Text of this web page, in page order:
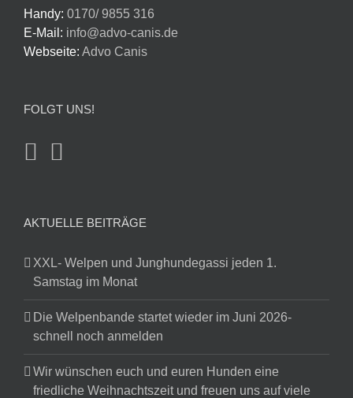
Handy: 0170/ 9855 316
E-Mail: info@advo-canis.de
Webseite: Advo Canis
FOLGT UNS!
AKTUELLE BEITRÄGE
XXL- Welpen und Junghundegassi jeden 1.
Samstag im Monat
Die Welpenbande startet wieder im Juni 2026-
schnell noch anmelden
Wir wünschen euch und euren Hunden eine
friedliche Weihnachtszeit und freuen uns auf viele